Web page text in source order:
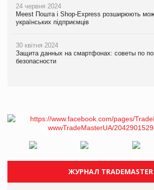
24 червня 2024
Meest Пошта і Shop-Express розширюють
українських підприємців
30 квітня 2024
Защита данных на смартфонах: советы по
безопасности
ЖУРНАЛ TRADEMASTER